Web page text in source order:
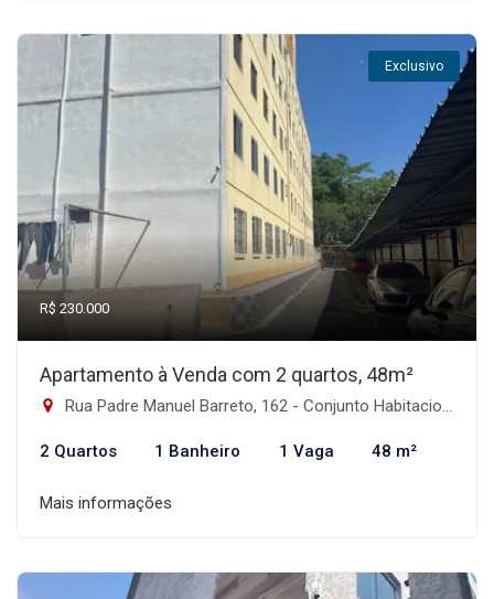
Exclusivo
R$ 230.000
Apartamento à Venda com 2 quartos, 48m²
Rua Padre Manuel Barreto, 162 - Conjunto Habitacional Padre Manoel da Nóbrega, São Paulo-SP
2 Quartos 1 Banheiro 1 Vaga 48 m²
Mais informações